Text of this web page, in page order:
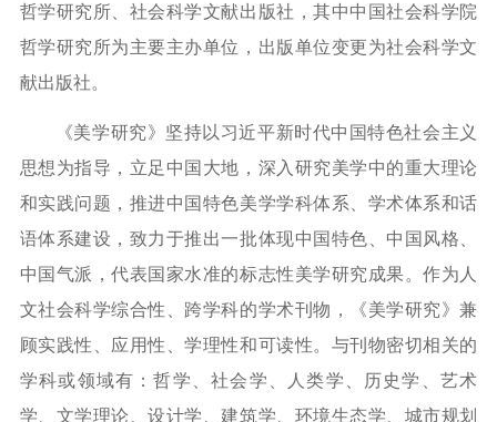
哲学研究所、社会科学文献出版社，其中中国社会科学院
哲学研究所为主要主办单位，出版单位变更为社会科学文
献出版社。
《美学研究》坚持以习近平新时代中国特色社会主义
思想为指导，立足中国大地，深入研究美学中的重大理论
和实践问题，推进中国特色美学学科体系、学术体系和话
语体系建设，致力于推出一批体现中国特色、中国风格、
中国气派，代表国家水准的标志性美学研究成果。作为人
文社会科学综合性、跨学科的学术刊物，《美学研究》兼
顾实践性、应用性、学理性和可读性。与刊物密切相关的
学科或领域有：哲学、社会学、人类学、历史学、艺术
学、文学理论、设计学、建筑学、环境生态学、城市规划